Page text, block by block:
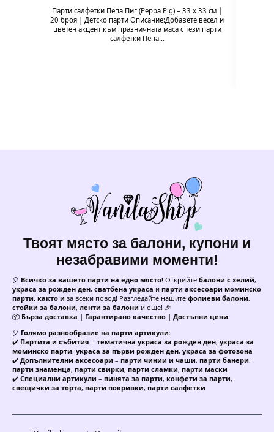
Парти салфетки Пепа Пиг (Peppa Pig) – 33 x 33 см |
20 броя | Детско парти Описание:Добавете весел и
цветен акцент към празничната маса с тези парти
салфетки Пепа…
Твоят място за балони, купони и
незабравими моменти!
🎈 Всичко за вашето парти на едно място! Открийте балони с хелий,
украса за рожден ден, сватбена украса и парти аксесоари моминско
парти, както и за всеки повод! Разгледайте нашите фолиеви балони,
стойки за балони, ленти за балони и още! 🎉
📦 Бърза доставка | Гарантирано качество | Достъпни цени
🎈 Голямо разнообразие на парти артикули:
✔️ Партита и събития – тематична украса за рожден ден, украса за
моминско парти, украса за първи рожден ден, украса за фотозона
✔️ Допълнителни аксесоари – парти чинии и чаши, парти банери,
парти знаменца, парти свирки, парти сламки, парти маски
✔️ Специални артикули – пинята за парти, конфети за парти,
свещички за торта, парти покривки, парти салфетки